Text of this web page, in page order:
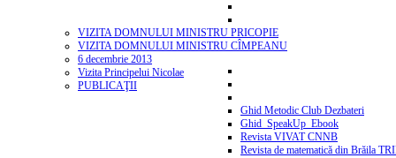
VIZITA DOMNULUI MINISTRU PRICOPIE
VIZITA DOMNULUI MINISTRU CÎMPEANU
6 decembrie 2013
Vizita Principelui Nicolae
PUBLICAŢII
Ghid Metodic Club Dezbateri
Ghid_SpeakUp_Ebook
Revista VIVAT CNNB
Revista de matematică din Brăila